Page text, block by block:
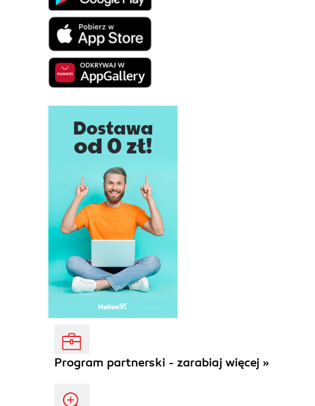
Program partnerski - zarabiaj więcej »